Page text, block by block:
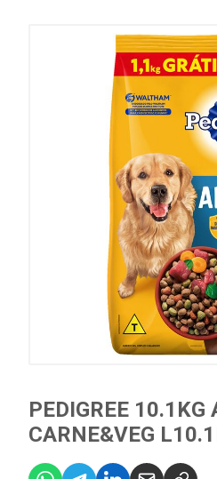
PEDIGREE 10.1KG
CARNE&VEG